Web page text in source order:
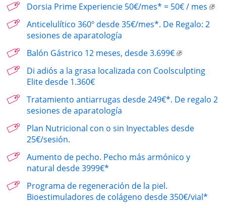
Dorsia Prime Experiencie 50€/mes* = 50€ / mes
Anticelulítico 360º desde 35€/mes*. De Regalo: 2
sesiones de aparatología
Balón Gástrico 12 meses, desde 3.699€
Di adiós a la grasa localizada con Coolsculpting
Elite desde 1.360€
Tratamiento antiarrugas desde 249€*. De regalo 2
sesiones de aparatología
Plan Nutricional con o sin Inyectables desde
25€/sesión.
Aumento de pecho. Pecho más armónico y
natural desde 3999€*
Programa de regeneración de la piel.
Bioestimuladores de colágeno desde 350€/vial*